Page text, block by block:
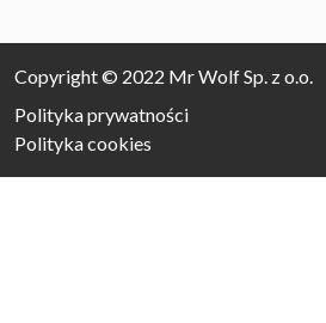
Copyright © 2022 Mr Wolf Sp. z o.o.
Polityka prywatności
Polityka cookies